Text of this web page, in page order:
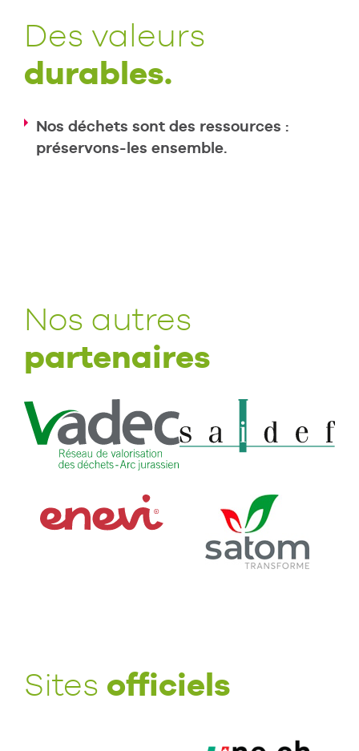
Des valeurs
durables.
Nos déchets sont des ressources :
préservons-les ensemble.
Nos autres
partenaires
Sites officiels